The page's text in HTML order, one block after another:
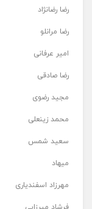
رضا رضانژاد
رضا مرانلو
امیر عرفانی
رضا صادقی
مجید رضوی
محمد زینعلی
سعید شمس
میهاد
مهرزاد اسفندیاری